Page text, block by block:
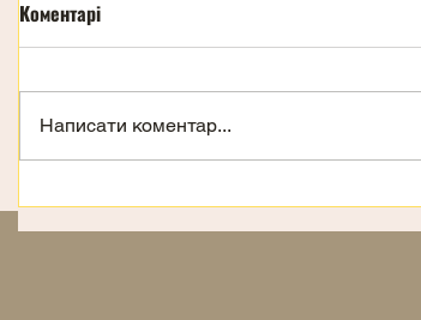
Коментарі
Написати коментар...